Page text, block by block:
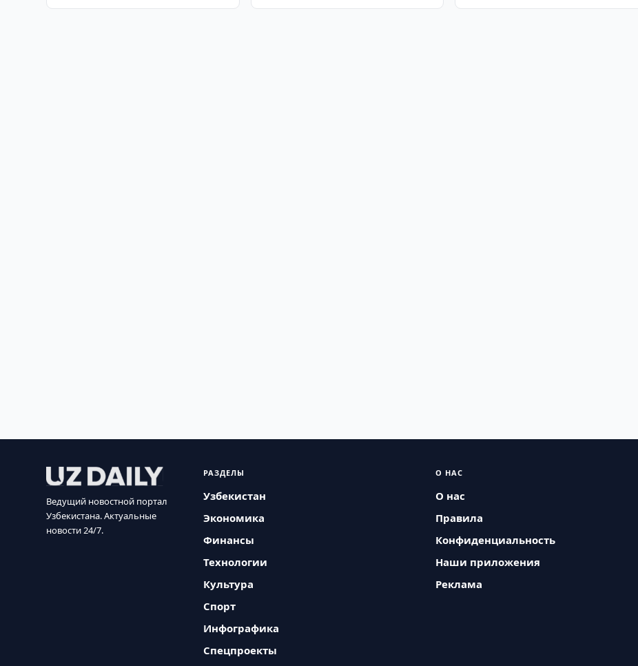
Ведущий новостной портал
Узбекистана. Актуальные
новости 24/7.
РАЗДЕЛЫ
Узбекистан
Экономика
Финансы
Технологии
Культура
Спорт
Инфографика
Спецпроекты
О НАС
О нас
Правила
Конфиденциальность
Наши приложения
Реклама